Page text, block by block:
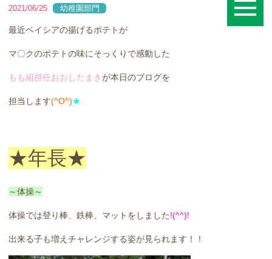
2021/06/25 幼稚園部門
最近ベイシアの揚げるポテトが
マ〇クのポテトの味にそっくりで感動した
もも組担任おおしたまきが本日のブログを
担当します(^O^)★
★年長★
～体操～
体操では登り棒、鉄棒、マットをしました!(^^)!
出来る子も増えチャレンジする姿が見られます！！